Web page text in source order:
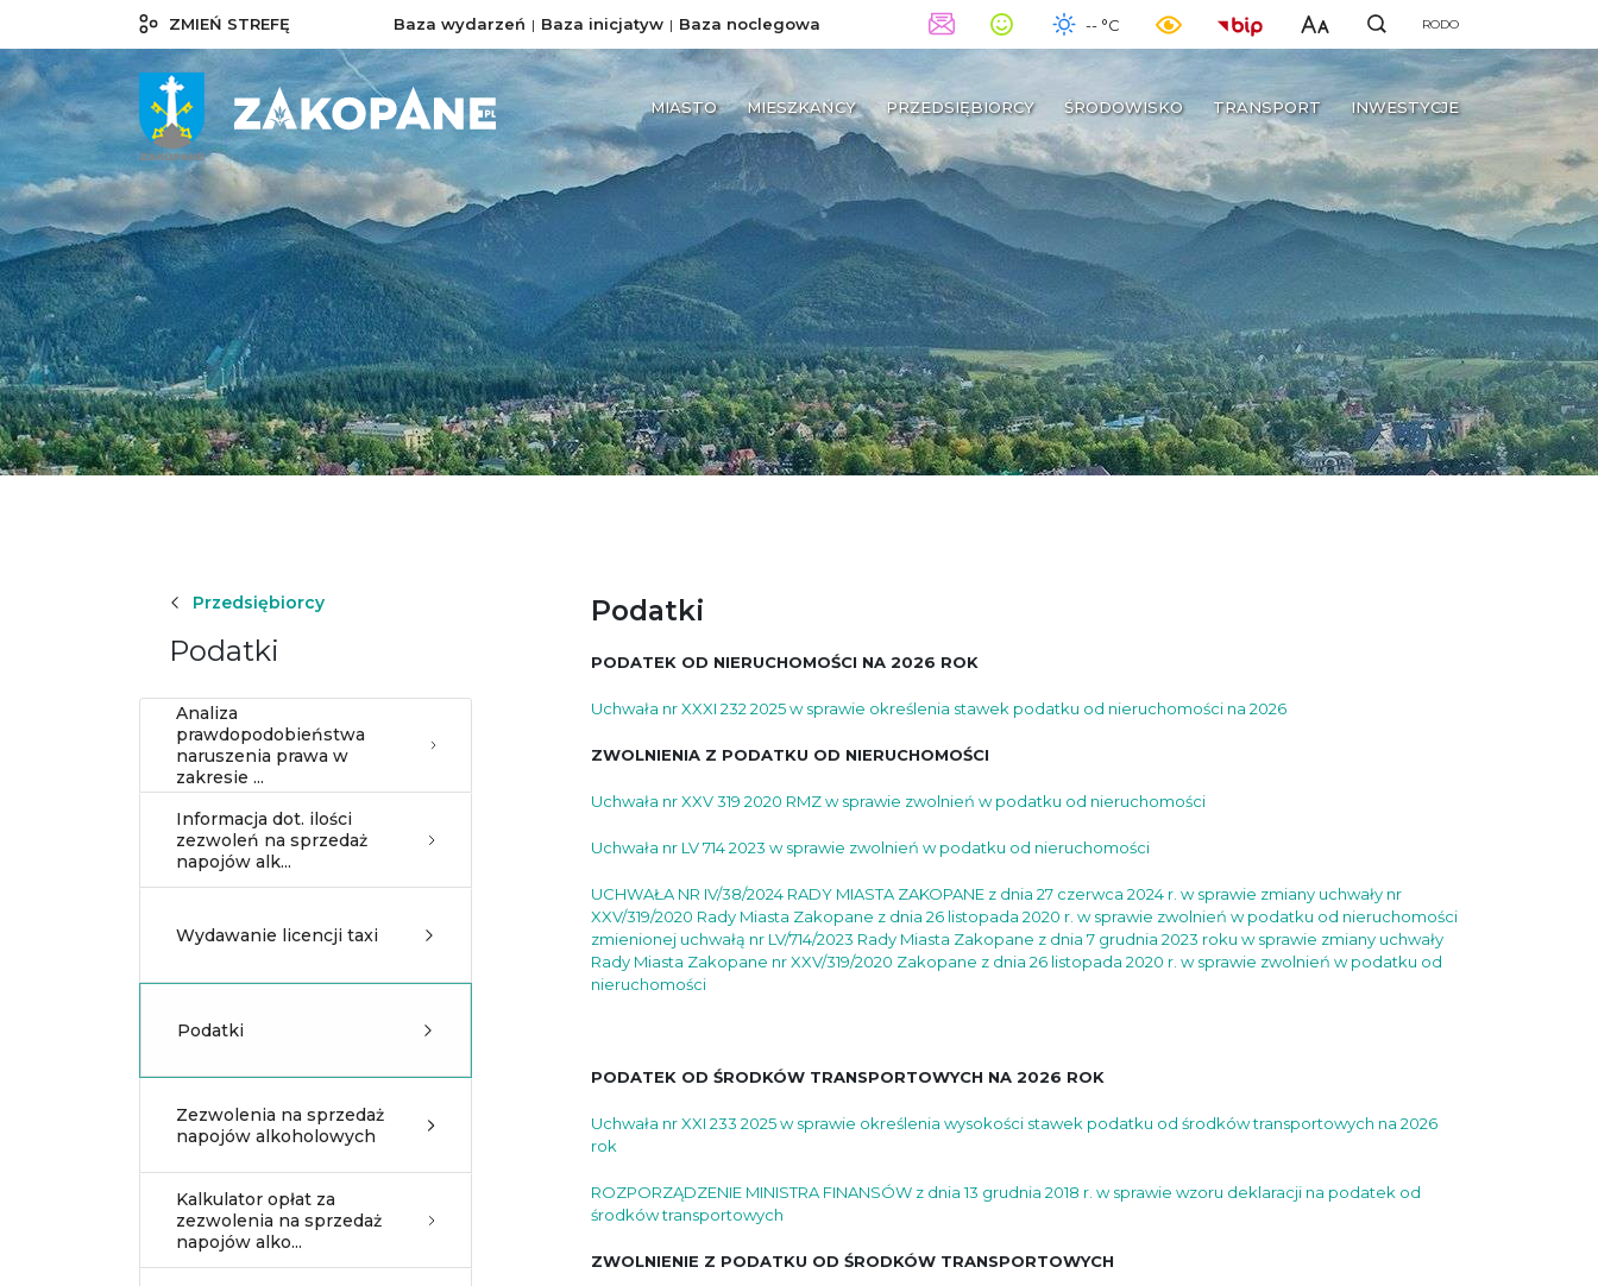
ZMIEŃ STREFĘ Baza wydarzeń Baza inicjatyw Baza noclegowa -- °C RODO
MIASTO MIESZKAŃCY PRZEDSIĘBIORCY ŚRODOWISKO TRANSPORT INWESTYCJE
Przedsiębiorcy
Podatki
Analiza
prawdopodobieństwa
naruszenia prawa w
zakresie ...
Informacja dot. ilości
zezwoleń na sprzedaż
napojów alk...
Wydawanie licencji taxi
Podatki
Zezwolenia na sprzedaż
napojów alkoholowych
Kalkulator opłat za
zezwolenia na sprzedaż
napojów alko...
Podatki
PODATEK OD NIERUCHOMOŚCI NA 2026 ROK
Uchwała nr XXXI 232 2025 w sprawie określenia stawek podatku od nieruchomości na 2026
ZWOLNIENIA Z PODATKU OD NIERUCHOMOŚCI
Uchwała nr XXV 319 2020 RMZ w sprawie zwolnień w podatku od nieruchomości
Uchwała nr LV 714 2023 w sprawie zwolnień w podatku od nieruchomości
UCHWAŁA NR IV/38/2024 RADY MIASTA ZAKOPANE z dnia 27 czerwca 2024 r. w sprawie zmiany uchwały nr
XXV/319/2020 Rady Miasta Zakopane z dnia 26 listopada 2020 r. w sprawie zwolnień w podatku od nieruchomości
zmienionej uchwałą nr LV/714/2023 Rady Miasta Zakopane z dnia 7 grudnia 2023 roku w sprawie zmiany uchwały
Rady Miasta Zakopane nr XXV/319/2020 Zakopane z dnia 26 listopada 2020 r. w sprawie zwolnień w podatku od
nieruchomości
PODATEK OD ŚRODKÓW TRANSPORTOWYCH NA 2026 ROK
Uchwała nr XXI 233 2025 w sprawie określenia wysokości stawek podatku od środków transportowych na 2026
rok
ROZPORZĄDZENIE MINISTRA FINANSÓW z dnia 13 grudnia 2018 r. w sprawie wzoru deklaracji na podatek od
środków transportowych
ZWOLNIENIE Z PODATKU OD ŚRODKÓW TRANSPORTOWYCH